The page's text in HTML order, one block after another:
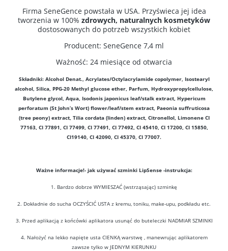
Firma SeneGence powstała w USA. Przyświeca jej idea
tworzenia w 100% zdrowych, naturalnych kosmetyków
dostosowanych do potrzeb wszystkich kobiet
Producent: SeneGence 7,4 ml
Ważność: 24 miesiące od otwarcia
Składniki: Alcohol Denat., Acrylates/Octylacrylamide copolymer, Isostearyl
alcohol, Silica, PPG-20 Methyl glucose ether, Parfum, Hydroxypropylcellulose,
Butylene glycol, Aqua, Isodonis japonicus leaf/stalk extract, Hypericum
perforatum (St John’s Wort) flower/leaf/stem extract, Paeonia suffruticosa
(tree peony) extract, Tilia cordata (linden) extract, Citronellol, Limonene CI
77163, CI 77891, CI 77499, CI 77491, CI 77492, CI 45410, CI 17200, CI 15850,
CI19140, CI 42090, CI 45370, CI 77007.
Ważne informacje!- jak używać szminki LipSense -instrukcja:
1. Bardzo dobrze WYMIESZAĆ (wstrząsając) szminkę
2. Dokładnie do sucha OCZYŚCIĆ USTA z kremu, toniku, make-upu, podkładu etc.
3. Przed aplikacją z końcówki aplikatora usunąć do buteleczki NADMIAR SZMINKI
4. Nałożyć na lekko napięte usta CIENKĄ warstwę , manewrując aplikatorem
zawsze tylko w JEDNYM KIERUNKU